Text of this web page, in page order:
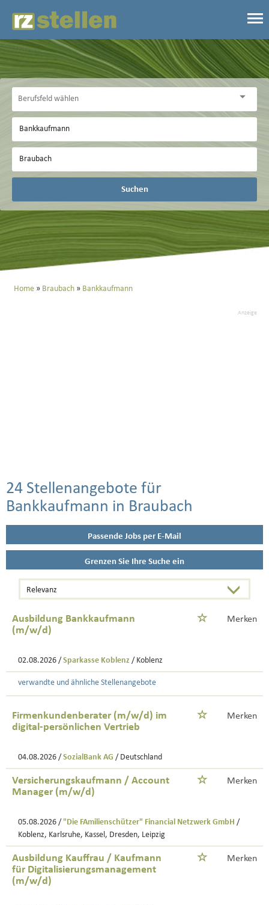
Suchen
Home Braubach Bankkaufmann
Anzeige
24 Stellenangebote für
Bankkaufmann in Braubach
Passende Jobs per E-Mail
Grenzen Sie Ihre Suche ein
Ausbildung Bankkaufmann
(m/w/d)
Merken
02.08.2026 / Sparkasse Koblenz / Koblenz
verwandte und ähnliche Stellenangebote
Firmenkundenberater (m/w/d) im
digital-persönlichen Vertrieb
Merken
04.08.2026 / SozialBank AG / Deutschland
Versicherungskaufmann / Account
Manager (m/w/d)
Merken
05.08.2026 / "Die FAmilienschützer" Financial Netzwerk GmbH /
Koblenz, Karlsruhe, Kassel, Dresden, Leipzig
Ausbildung Kauffrau / Kaufmann
für Digitalisierungsmanagement
(m/w/d)
Merken